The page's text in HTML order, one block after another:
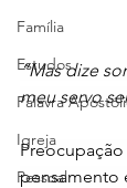
Família
Estudos
Palavra
Igreja
Pessoal
“Mas dize
meu servo
pensamento